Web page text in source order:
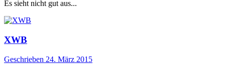
Es sieht nicht gut aus...
XWB
Geschrieben 24. März 2015